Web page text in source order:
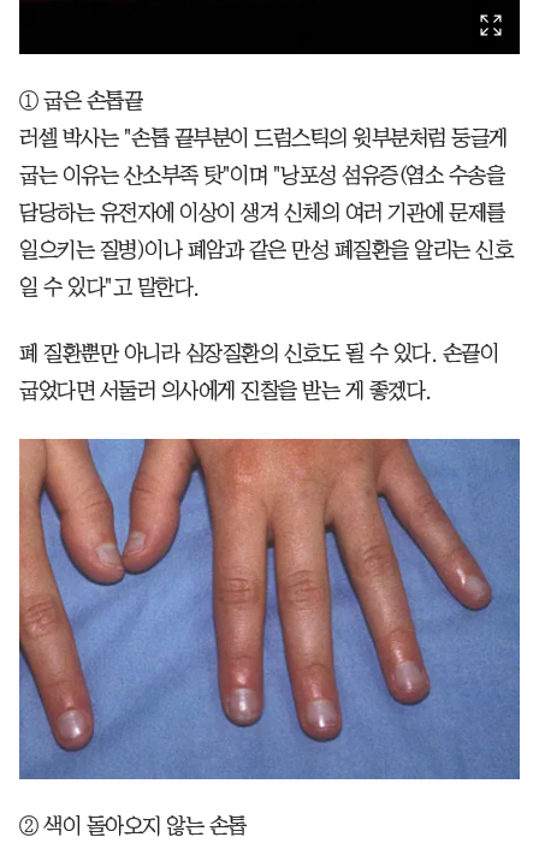
① 굽은 손톱끝
러셀 박사는 "손톱 끝부분이 드럼스틱의 윗부분처럼 둥글게
굽는 이유는 산소부족 탓"이며 "낭포성 섬유증(염소 수송을
담당하는 유전자에 이상이 생겨 신체의 여러 기관에 문제를
일으키는 질병)이나 폐암과 같은 만성 폐질환을 알리는 신호
일 수 있다"고 말한다.
폐 질환뿐만 아니라 심장질환의 신호도 될 수 있다. 손끝이
굽었다면 서둘러 의사에게 진찰을 받는 게 좋겠다.
② 색이 돌아오지 않는 손톱